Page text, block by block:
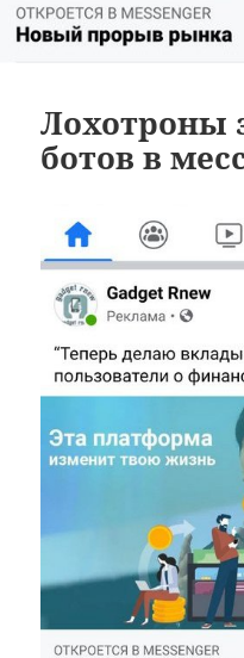
Лохотроны
ботов в